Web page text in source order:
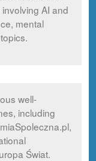
AI and
mental
well-
including
Świat.